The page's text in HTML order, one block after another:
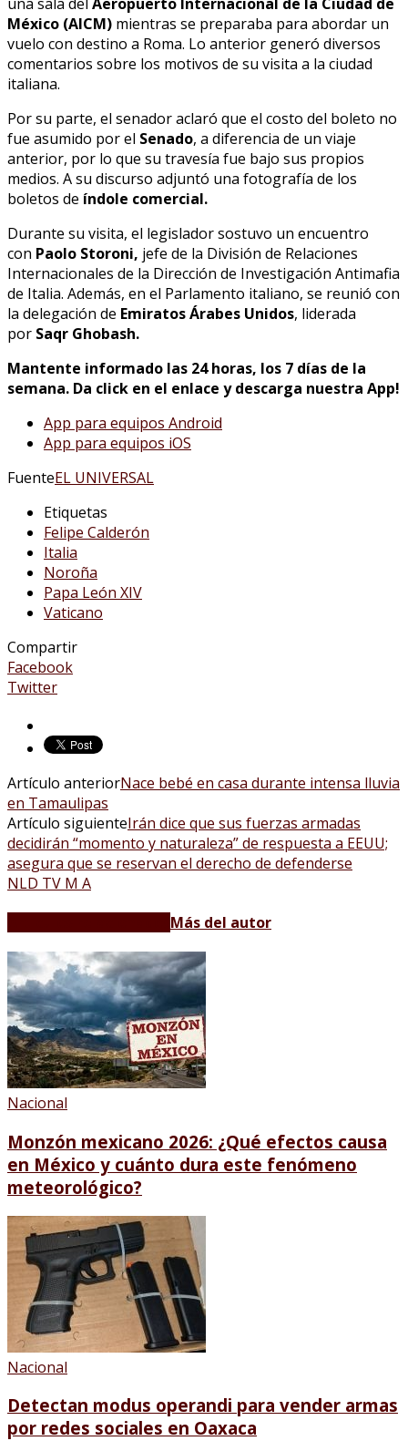
México (AICM) mientras se preparaba para abordar un
vuelo con destino a Roma. Lo anterior generó diversos
comentarios sobre los motivos de su visita a la ciudad
italiana.
Por su parte, el senador aclaró que el costo del boleto no
fue asumido por el Senado, a diferencia de un viaje
anterior, por lo que su travesía fue bajo sus propios
medios. A su discurso adjuntó una fotografía de los
boletos de índole comercial.
Durante su visita, el legislador sostuvo un encuentro
con Paolo Storoni, jefe de la División de Relaciones
Internacionales de la Dirección de Investigación Antimafia
de Italia. Además, en el Parlamento italiano, se reunió con
la delegación de Emiratos Árabes Unidos, liderada
por Saqr Ghobash.
Mantente informado las 24 horas, los 7 días de la
semana. Da click en el enlace y descarga nuestra App!
App para equipos Android
App para equipos iOS
FuenteEL UNIVERSAL
Etiquetas
Felipe Calderón
Italia
Noroña
Papa León XIV
Vaticano
Compartir
Facebook
Twitter
Artículo anteriorNace bebé en casa durante intensa lluvia
en Tamaulipas
Artículo siguienteIrán dice que sus fuerzas armadas
decidirán “momento y naturaleza” de respuesta a EEUU;
asegura que se reservan el derecho de defenderse
NLD TV M A
Más del autor
Nacional
Monzón mexicano 2026: ¿Qué efectos causa
en México y cuánto dura este fenómeno
meteorológico?
Nacional
Detectan modus operandi para vender armas
por redes sociales en Oaxaca